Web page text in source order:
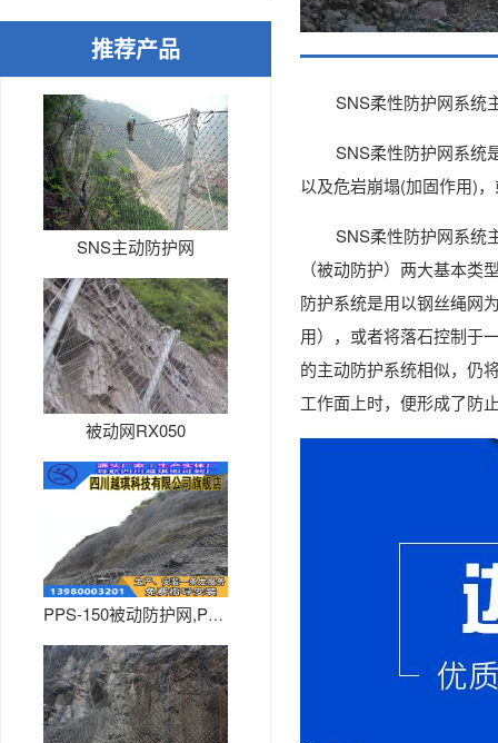
推荐产品
SNS主动防护网
被动网RX050
PPS-150被动防护网,PP...
SNS柔性防护网系统主
SNS柔性防护网系统是
以及危岩崩塌(加固作用)
SNS柔性防护网系统主
（被动防护）两大基本
防护系统是用以钢丝绳网
用），或者将落石控制于
的主动防护系统相似，仍
工作面上时，便形成了防